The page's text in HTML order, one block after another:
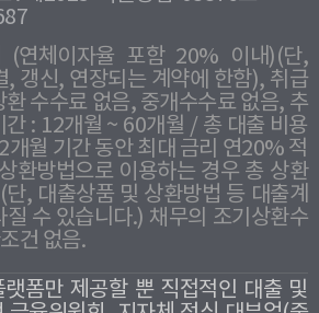
연체이자율 포함 20% 이내)(단,
, 갱신, 연장되는 계약에 한함), 취급
수수료 없음, 중개수수료 없음, 추
간 : 12개월 ~ 60개월 / 총 대출 비용
개월 기간 동안 최대 금리 연20% 적
환방법으로 이용하는 경우 총 상환
, 대출상품 및 상환방법 등 대출계
질 수 있습니다.) 채무의 조기상환수
건 없음.
폼만 제공할 뿐 직접적인 대출 및